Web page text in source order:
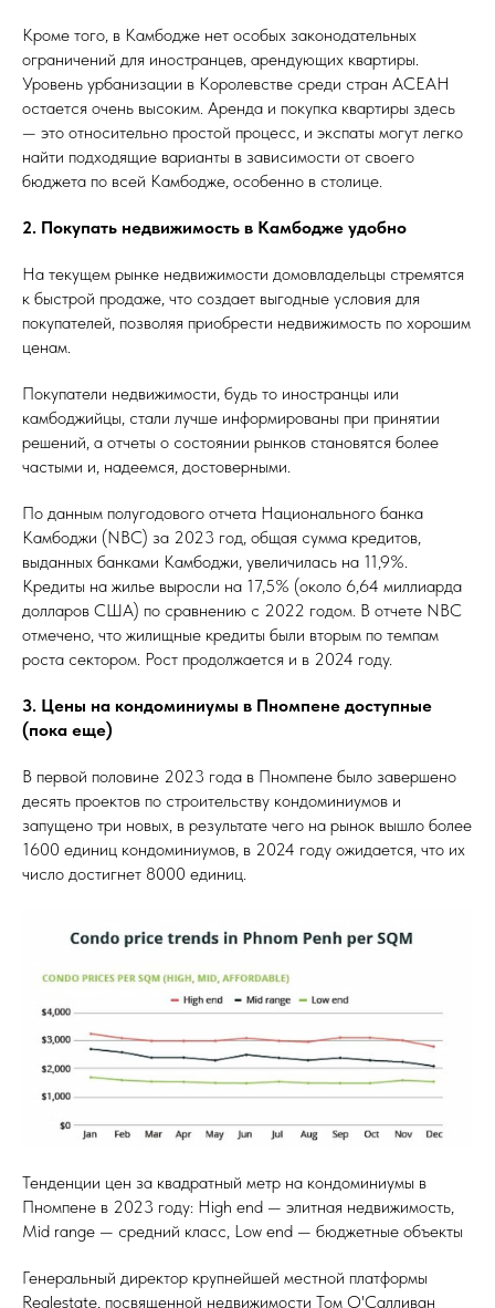
Кроме того, в Камбодже нет особых законодательных
ограничений для иностранцев, арендующих квартиры.
Уровень урбанизации в Королевстве среди стран АСЕАН
остается очень высоким. Аренда и покупка квартиры здесь
— это относительно простой процесс, и экспаты могут легко
найти подходящие варианты в зависимости от своего
бюджета по всей Камбодже, особенно в столице⁠.
2. Покупать недвижимость в Камбодже удобно
На текущем рынке недвижимости домовладельцы стремятся
к быстрой продаже, что создает выгодные условия для
покупателей, позволяя приобрести недвижимость по хорошим
ценам.
Покупатели недвижимости, будь то иностранцы или
камбоджийцы, стали лучше информированы при принятии
решений, а отчеты о состоянии рынков становятся более
частыми и, надеемся, достоверными.
По данным полугодового отчета Национального банка
Камбоджи (NBC) за 2023 год, общая сумма кредитов,
выданных банками Камбоджи, увеличилась на 11,9%.
Кредиты на жилье выросли на 17,5% (около 6,64 миллиарда
долларов США) по сравнению с 2022 годом. В отчете NBC
отмечено, что жилищные кредиты были вторым по темпам
роста сектором. Рост продолжается и в 2024 году⁠.
3. Цены на кондоминиумы в Пномпене доступные
(пока еще)
В первой половине 2023 года в Пномпене было завершено
десять проектов по строительству кондоминиумов и
запущено три новых, в результате чего на рынок вышло более
1600 единиц кондоминиумов, в 2024 году ожидается, что их
число достигнет 8000 единиц.
Тенденции цен за квадратный метр на кондоминиумы в
Пномпене в 2023 году: High end — элитная недвижимость,
Mid range — средний класс, Low end — бюджетные объекты
Генеральный директор крупнейшей местной платформы
Realestate, посвященной недвижимости Том О'Салливан